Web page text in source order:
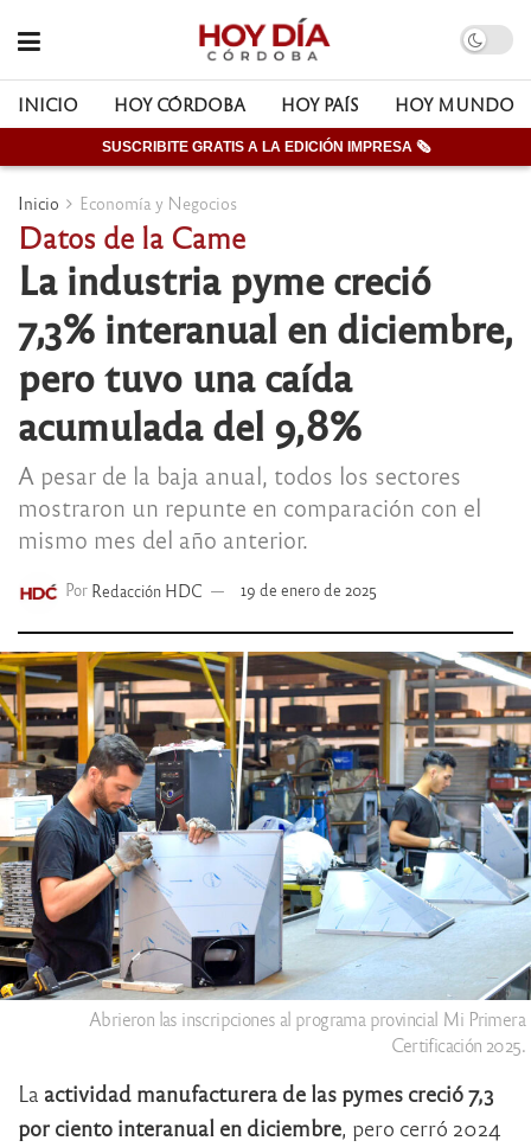
INICIO HOY CÓRDOBA HOY PAÍS HOY MUNDO
SUSCRIBITE GRATIS A LA EDICIÓN IMPRESA 🗞
Inicio Economía y Negocios
Datos de la Came
La industria pyme creció
7,3% interanual en diciembre,
pero tuvo una caída
acumulada del 9,8%
A pesar de la baja anual, todos los sectores
mostraron un repunte en comparación con el
mismo mes del año anterior.
Por Redacción HDC 19 de enero de 2025
Abrieron las inscripciones al programa provincial Mi Primera
Certificación 2025.
La actividad manufacturera de las pymes creció 7,3
por ciento interanual en diciembre, pero cerró 2024